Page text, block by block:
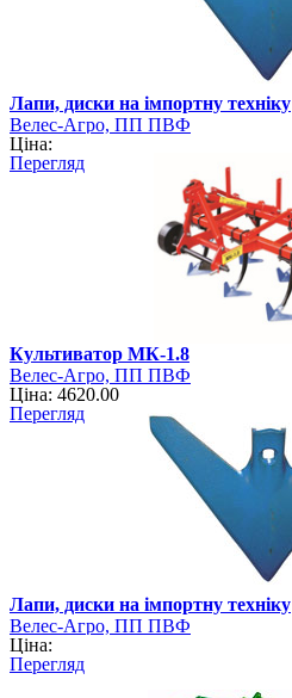
Лапи, диски на імпортну техніку
Велес-Агро, ПП ПВФ
Ціна:
Перегляд
Культиватор МК-1.8
Велес-Агро, ПП ПВФ
Ціна: 4620.00
Перегляд
Лапи, диски на імпортну техніку
Велес-Агро, ПП ПВФ
Ціна:
Перегляд